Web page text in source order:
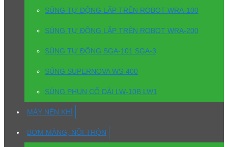
SÚNG TỰ ĐỘNG LẮP TRÊN ROBOT WRA-100
SÚNG TỰ ĐỘNG LẮP TRÊN ROBOT WRA-200
SÚNG TỰ ĐỘNG SGA-101 SGA-3
SÚNG SUPERNOVA WS-400
SÚNG PHUN CỔ DÀI LW-10B LW1
MÁY NÉN KHÍ
BƠM MÀNG, NỒI TRỘN